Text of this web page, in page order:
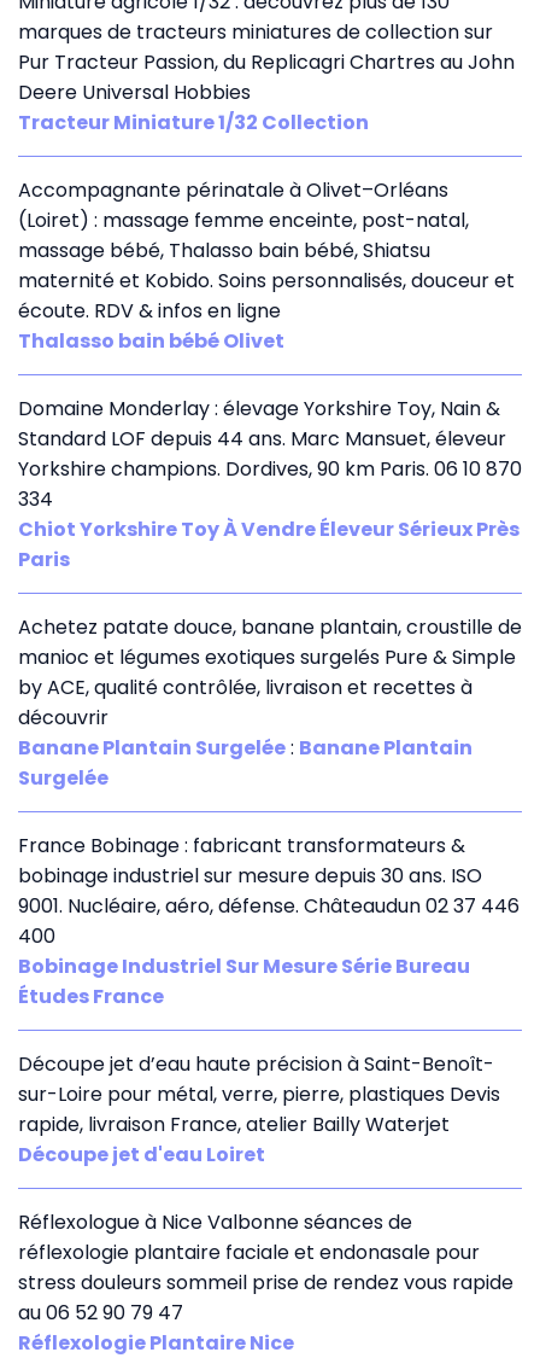
marques de tracteurs miniatures de collection sur
Pur Tracteur Passion, du Replicagri Chartres au John
Deere Universal Hobbies
Tracteur Miniature 1/32 Collection
Accompagnante périnatale à Olivet–Orléans
(Loiret) : massage femme enceinte, post-natal,
massage bébé, Thalasso bain bébé, Shiatsu
maternité et Kobido. Soins personnalisés, douceur et
écoute. RDV & infos en ligne
Thalasso bain bébé Olivet
Domaine Monderlay : élevage Yorkshire Toy, Nain &
Standard LOF depuis 44 ans. Marc Mansuet, éleveur
Yorkshire champions. Dordives, 90 km Paris. 06 10 870
334
Chiot Yorkshire Toy À Vendre Éleveur Sérieux Près
Paris
Achetez patate douce, banane plantain, croustille de
manioc et légumes exotiques surgelés Pure & Simple
by ACE, qualité contrôlée, livraison et recettes à
découvrir
Banane Plantain Surgelée: Banane Plantain
Surgelée
France Bobinage : fabricant transformateurs &
bobinage industriel sur mesure depuis 30 ans. ISO
9001. Nucléaire, aéro, défense. Châteaudun 02 37 446
400
Bobinage Industriel Sur Mesure Série Bureau
Études France
Découpe jet d’eau haute précision à Saint-Benoît-
sur-Loire pour métal, verre, pierre, plastiques Devis
rapide, livraison France, atelier Bailly Waterjet
Découpe jet d'eau Loiret
Réflexologue à Nice Valbonne séances de
réflexologie plantaire faciale et endonasale pour
stress douleurs sommeil prise de rendez vous rapide
au 06 52 90 79 47
Réflexologie Plantaire Nice